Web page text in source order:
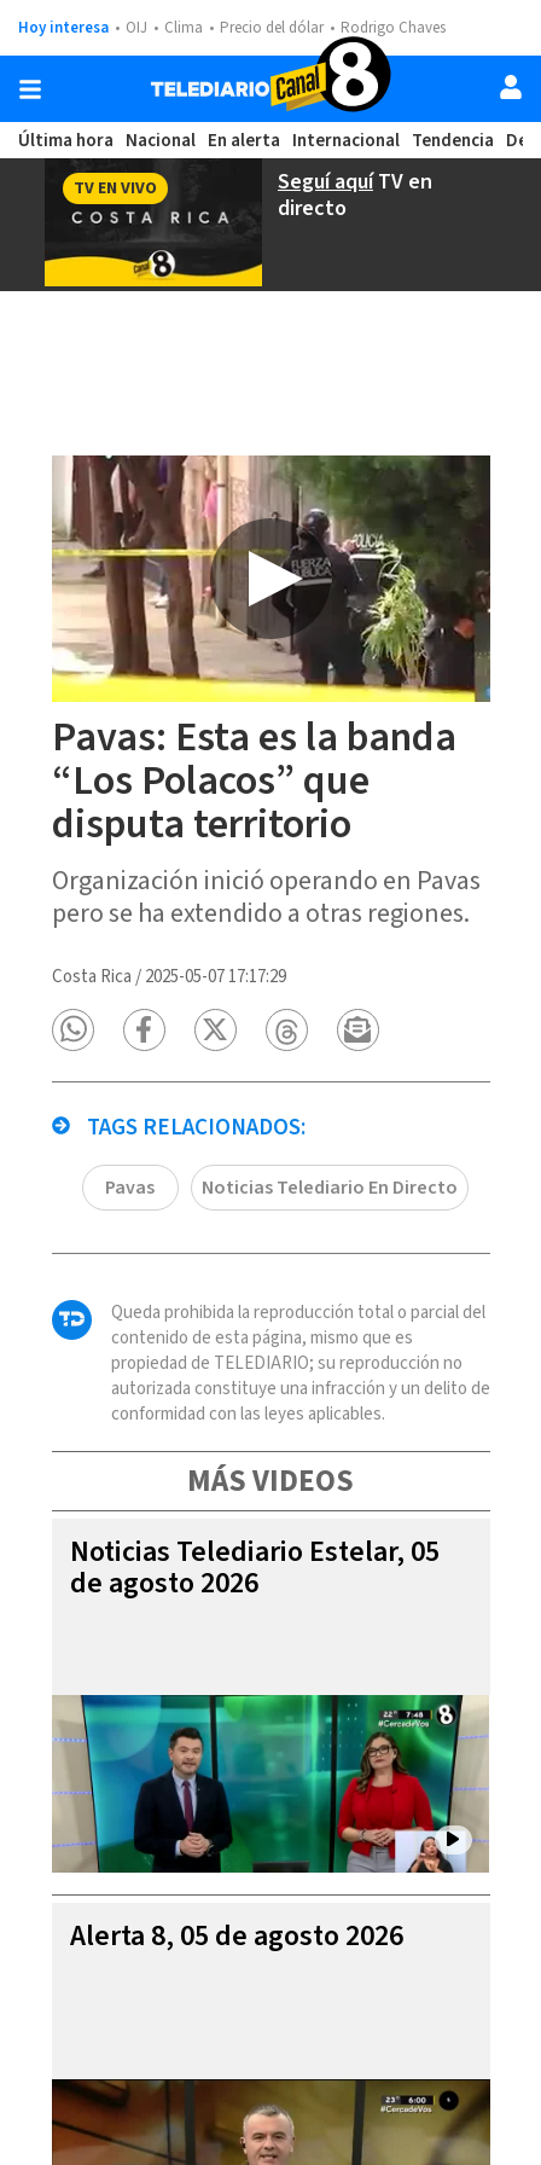
Hoy interesa OIJ Clima Precio del dólar Rodrigo Chaves
Última hora Nacional En alerta Internacional Tendencia
Seguí aquíTV en
directo
TV EN VIVO
Pavas: Esta es la banda
“Los Polacos” que
disputa territorio
Organización inició operando en Pavas
pero se ha extendido a otras regiones.
Costa Rica /2025-05-07 17:17:29
TAGS RELACIONADOS:
Pavas Noticias Telediario En Directo
Queda prohibida la reproducción total o parcial del
contenido de esta página, mismo que es
propiedad de TELEDIARIO; su reproducción no
autorizada constituye una infracción y un delito de
conformidad con las leyes aplicables.
MÁS VIDEOS
Noticias Telediario Estelar, 05
de agosto 2026
Alerta 8, 05 de agosto 2026